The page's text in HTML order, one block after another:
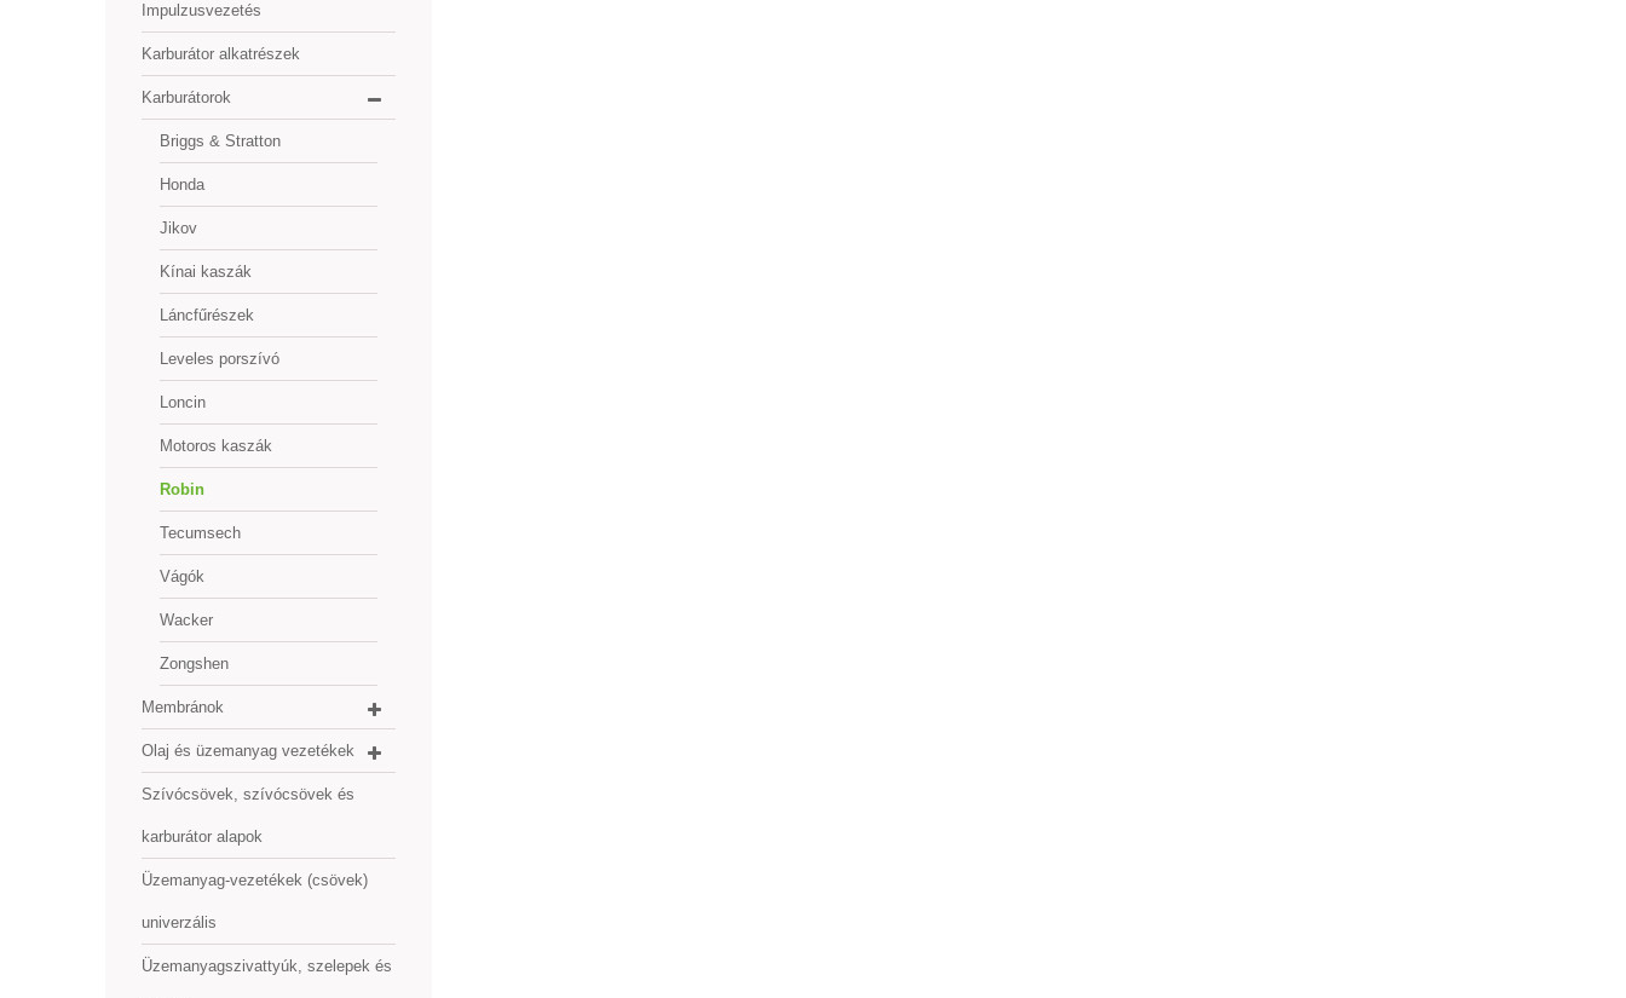
Impulzusvezetés
Karburátor alkatrészek
Karburátorok
Briggs & Stratton
Honda
Jikov
Kínai kaszák
Láncfűrészek
Leveles porszívó
Loncin
Motoros kaszák
Robin
Tecumsech
Vágók
Wacker
Zongshen
Membránok
Olaj és üzemanyag vezetékek
Szívócsövek, szívócsövek és
karburátor alapok
Üzemanyag-vezetékek (csövek)
univerzális
Üzemanyagszivattyúk, szelepek és